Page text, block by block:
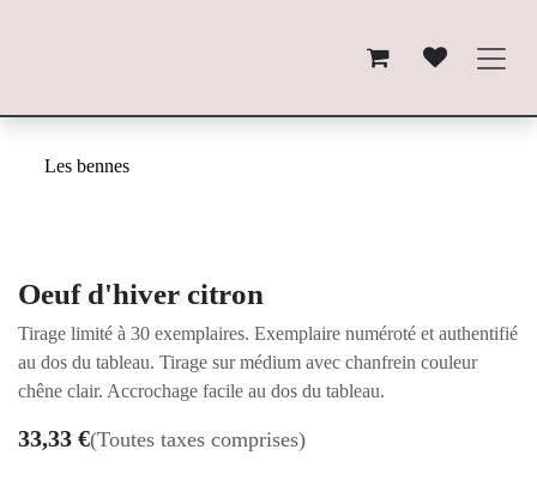
Les bennes
Oeuf d'hiver citron
Tirage limité à 30 exemplaires. Exemplaire numéroté et authentifié
au dos du tableau. Tirage sur médium avec chanfrein couleur
chêne clair. Accrochage facile au dos du tableau.
33,33 €(Toutes taxes comprises)